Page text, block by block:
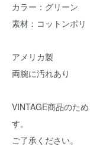
カラー：グリーン
素材：コットンポリ
アメリカ製
両腕に汚れあり
VINTAGE商品のた
す。
ご了承ください。